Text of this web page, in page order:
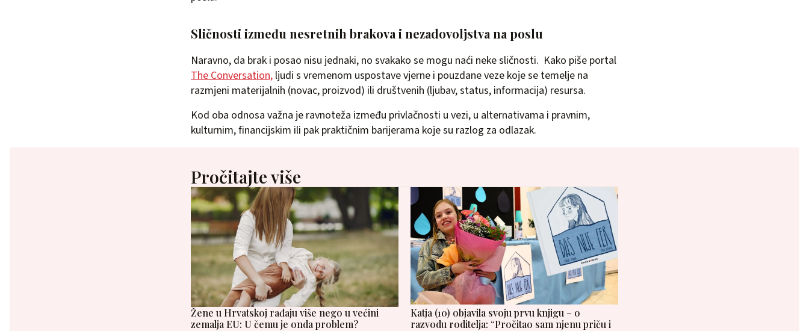
Sličnosti između nesretnih brakova i nezadovoljstva na poslu
Naravno, da brak i posao nisu jednaki, no svakako se mogu naći neke sličnosti. Kako piše portal
The Conversation, ljudi s vremenom uspostave vjerne i pouzdane veze koje se temelje na
razmjeni materijalnih (novac, proizvod) ili društvenih (ljubav, status, informacija) resursa.
Kod oba odnosa važna je ravnoteža između privlačnosti u vezi, u alternativama i pravnim,
kulturnim, financijskim ili pak praktičnim barijerama koje su razlog za odlazak.
Pročitajte više
Žene u Hrvatskoj rađaju više nego u većini
zemalja EU: U čemu je onda problem?
Katja (10) objavila svoju prvu knjigu – o
razvodu roditelja: “Pročitao sam njenu priču i